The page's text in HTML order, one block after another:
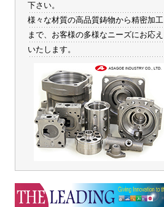
下さい。
様々な材質の高品質鋳物から精密加工
まで、お客様の多様なニーズにお応え
いたします。